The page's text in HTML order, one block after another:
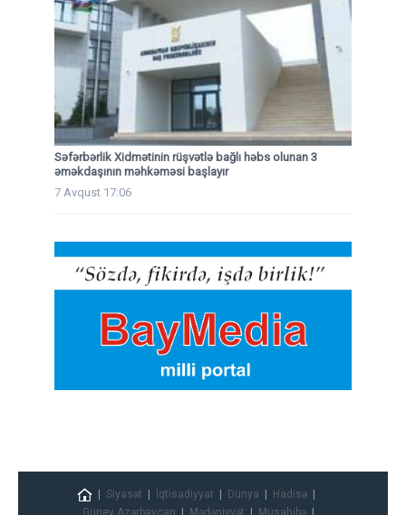
Səfərbərlik Xidmətinin rüşvətlə bağlı həbs olunan 3
əməkdaşının məhkəməsi başlayır
7 Avqust 17:06
Siyasət İqtisadiyyat Dünya
Hadisə
Güney Azərbaycan
Mədəniyyət Müsahibə